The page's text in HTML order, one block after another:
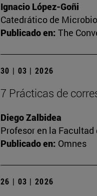
Ignacio López-Goñi
Catedrático de
Publicado en: The
30 | 03 | 2026
7 Prácticas de
Diego Zalbidea
Profesor en la
Publicado en: Omnes
26 | 03 | 2026